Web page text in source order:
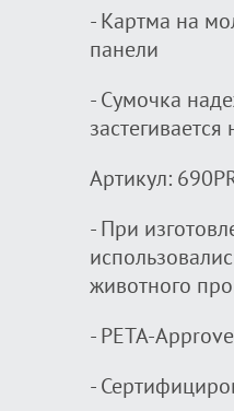
- Картма на
панели
- Сумочка
Артикул:
- При
животного
- PETA-
-